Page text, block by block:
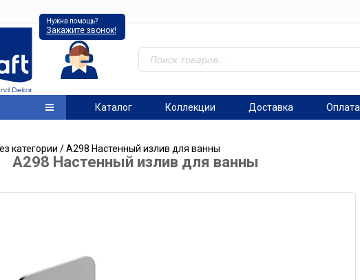
Нужна помощь?
Закажите звонок!
Каталог Коллекции Доставка Оплата
категории / A298 Настенный излив для ванны
A298 Настенный излив для ванны